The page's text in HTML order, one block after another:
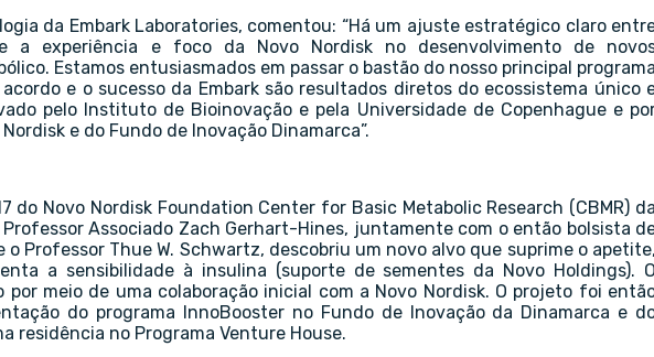
da Embark Laboratories, comentou: “Há um ajuste estratégico claro
a experiência e foco da Novo Nordisk no desenvolvimento de
Estamos entusiasmados em passar o bastão do nosso principal programa
e o sucesso da Embark são resultados diretos do ecossistema único
pelo Instituto de Bioinovação e pela Universidade de Copenhague e
e do Fundo de Inovação Dinamarca”.
do Novo Nordisk Foundation Center for Basic Metabolic Research (CBMR) da
Associado Zach Gerhart-Hines, juntamente com o então bolsista
Professor Thue W. Schwartz, descobriu um novo alvo que suprime o apetite,
a sensibilidade à insulina (suporte de sementes da Novo Holdings). O
meio de uma colaboração inicial com a Novo Nordisk. O projeto foi
do programa InnoBooster no Fundo de Inovação da Dinamarca e
residência no Programa Venture House.